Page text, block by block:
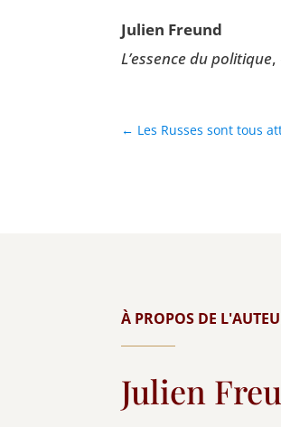
Julien Freund
L’essence du poli­tique,
← Les Russes sont tous
À PROPOS DE
Julien